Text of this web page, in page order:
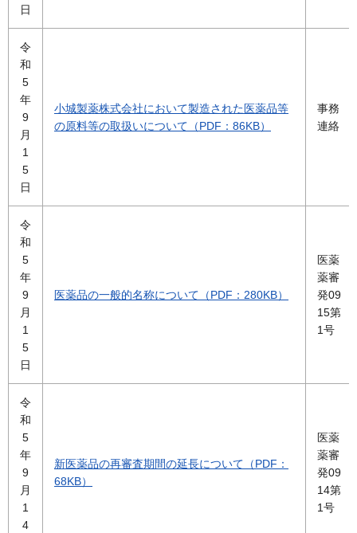
日
令
和
5
年
9
月
1
5
日
小城製薬株式会社において製造された医薬品等
の原料等の取扱いについて（PDF：86KB）
事務
連絡
令
和
5
年
9
月
1
5
日
医薬品の一般的名称について（PDF：280KB）
医薬
薬審
発09
15第
1号
令
和
5
年
9
月
1
4
新医薬品の再審査期間の延長について（PDF：
68KB）
医薬
薬審
発09
14第
1号